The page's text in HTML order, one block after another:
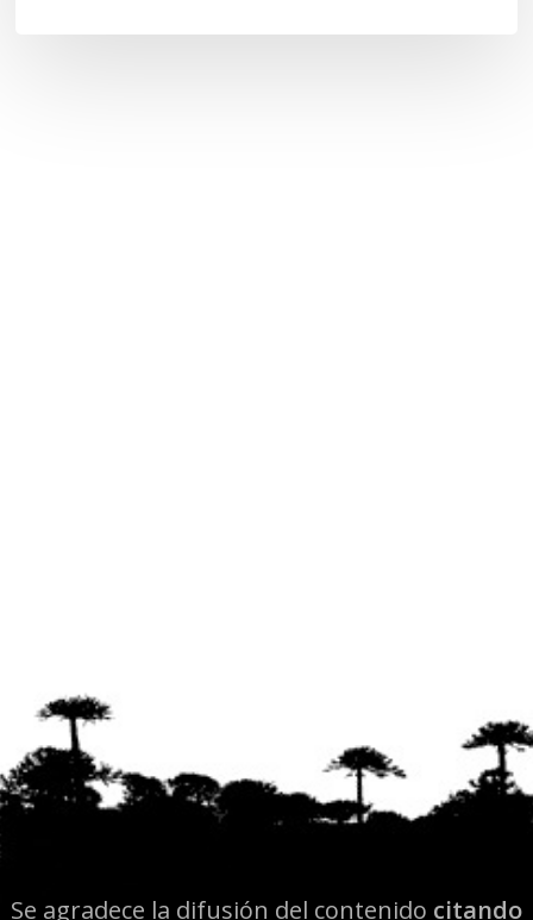
Se agradece la difusión del contenido citando